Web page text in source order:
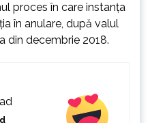
proces în care instanţa
în anulare, după valul
din decembrie 2018.